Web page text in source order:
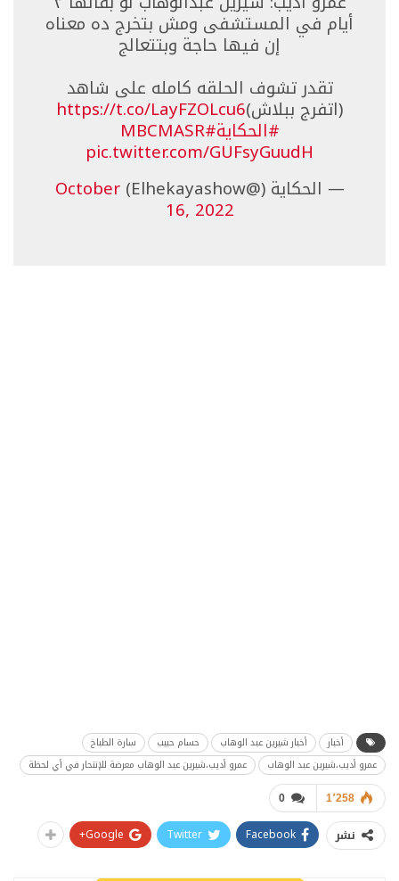
أيام في المستشفى ومش بتخرج ده معناه
إن فيها حاجة وبتتعالج
تقدر تشوف الحلقه كامله على شاهد
(اتفرج ببلاش)https://t.co/LayFZOLcu6
#الحكاية#MBCMASR
pic.twitter.com/GUFsyGuudH
— الحكاية (@Elhekayashow)
October
16, 2022
أخبار أخبار شيرين عبد الوهاب حسام حبيب
سارة الطباخ
عمرو أديب،شيرين عبد الوهاب
عمرو أديب،شيرين عبد الوهاب معرضة للإنتحار في أي لحظة
0 1٬258
نشر Facebook
Twitter
Google+